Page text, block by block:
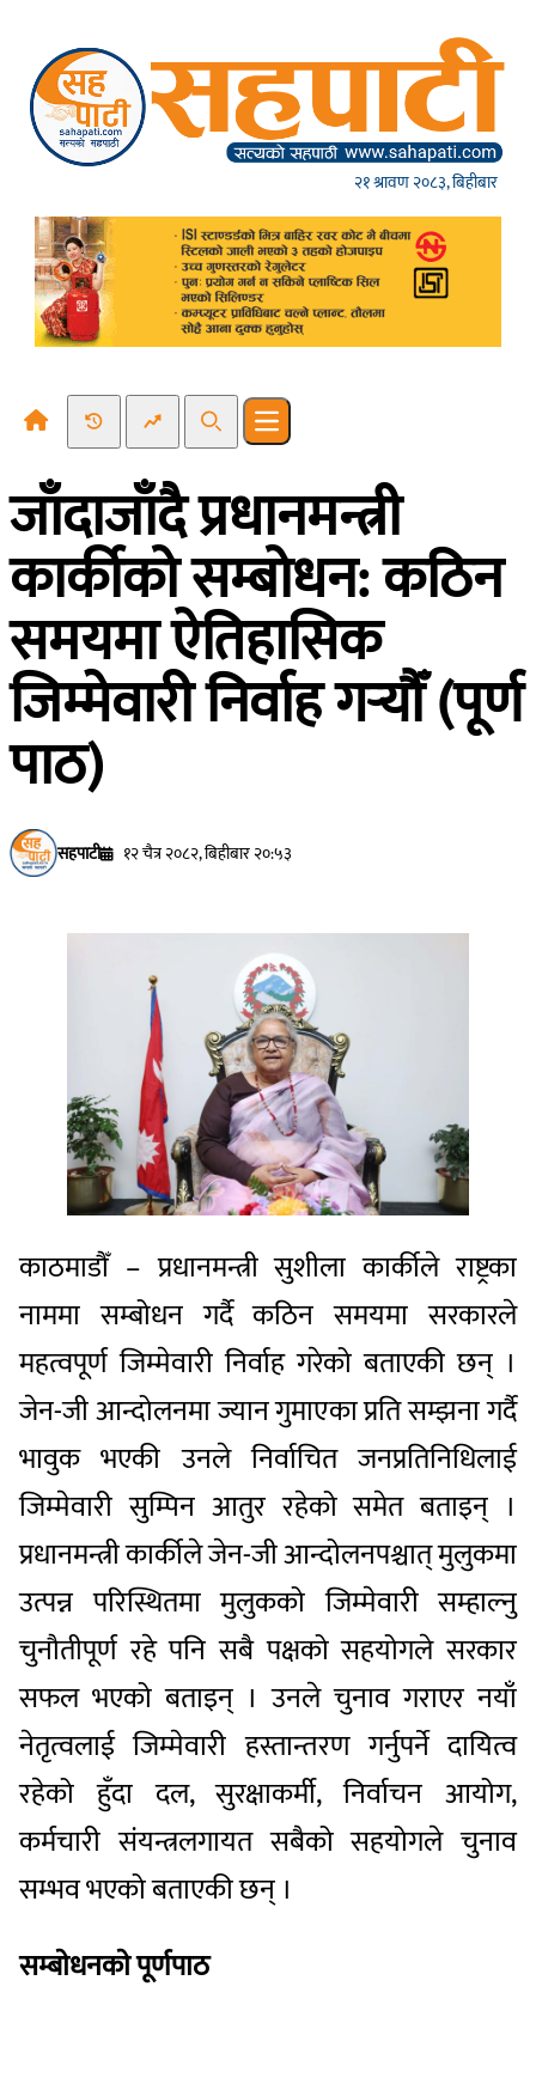
२१ श्रावण २०८३, बिहीबार
Recent NewsTrending News
SearchOpen main menu
जाँदाजाँदै प्रधानमन्त्री
कार्कीको सम्बोधन: कठिन
समयमा ऐतिहासिक
जिम्मेवारी निर्वाह गर्‍यौँ (पूर्ण
पाठ)
सहपाटी १२ चैत्र २०८२, बिहीबार २०:५३
काठमाडौँ – प्रधानमन्त्री सुशीला कार्कीले राष्ट्रका
नाममा सम्बोधन गर्दै कठिन समयमा सरकारले
महत्वपूर्ण जिम्मेवारी निर्वाह गरेको बताएकी छन् ।
जेन-जी आन्दोलनमा ज्यान गुमाएका प्रति सम्झना गर्दै
भावुक भएकी उनले निर्वाचित जनप्रतिनिधिलाई
जिम्मेवारी सुम्पिन आतुर रहेको समेत बताइन् ।
प्रधानमन्त्री कार्कीले जेन-जी आन्दोलनपश्चात् मुलुकमा
उत्पन्न परिस्थितमा मुलुकको जिम्मेवारी सम्हाल्नु
चुनौतीपूर्ण रहे पनि सबै पक्षको सहयोगले सरकार
सफल भएको बताइन् । उनले चुनाव गराएर नयाँ
नेतृत्वलाई जिम्मेवारी हस्तान्तरण गर्नुपर्ने दायित्व
रहेको हुँदा दल, सुरक्षाकर्मी, निर्वाचन आयोग,
कर्मचारी संयन्त्रलगायत सबैको सहयोगले चुनाव
सम्भव भएको बताएकी छन् ।
सम्बाेधनकाे पूर्णपाठ